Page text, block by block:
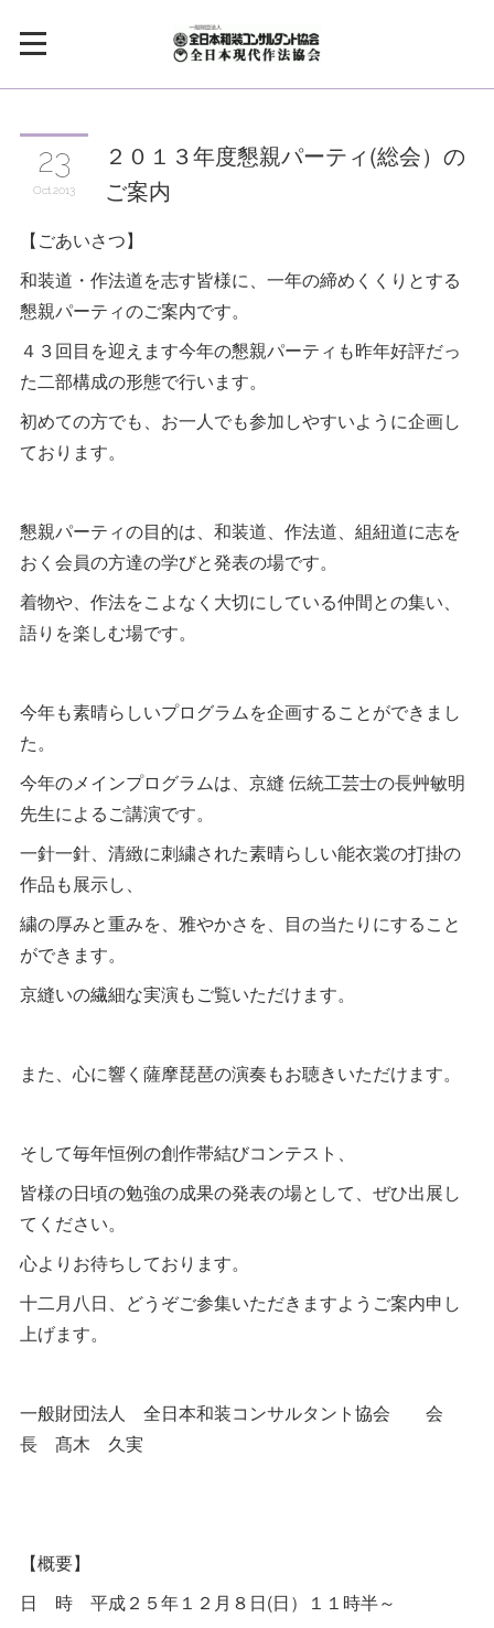
23
Oct 2013
２０１３年度懇親パーティ(総会）の
ご案内
【ごあいさつ】
和装道・作法道を志す皆様に、一年の締めくくりとする
懇親パーティのご案内です。
４３回目を迎えます今年の懇親パーティも昨年好評だっ
た二部構成の形態で行います。
初めての方でも、お一人でも参加しやすいように企画し
ております。
懇親パーティの目的は、和装道、作法道、組紐道に志を
おく会員の方達の学びと発表の場です。
着物や、作法をこよなく大切にしている仲間との集い、
語りを楽しむ場です。
今年も素晴らしいプログラムを企画することができまし
た。
今年のメインプログラムは、京縫 伝統工芸士の長艸敏明
先生によるご講演です。
一針一針、清緻に刺繍された素晴らしい能衣裳の打掛の
作品も展示し、
繍の厚みと重みを、雅やかさを、目の当たりにすること
ができます。
京縫いの繊細な実演もご覧いただけます。
また、心に響く薩摩琵琶の演奏もお聴きいただけます。
そして毎年恒例の創作帯結びコンテスト、
皆様の日頃の勉強の成果の発表の場として、ぜひ出展し
てください。
心よりお待ちしております。
十二月八日、どうぞご参集いただきますようご案内申し
上げます。
一般財団法人 全日本和装コンサルタント協会 会
長 髙木 久実
【概要】
日 時 平成２５年１２月８日(日）１１時半～